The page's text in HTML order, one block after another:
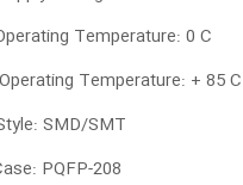
Temperature: 0 C
Temperature: + 85 C
SMD/SMT
PQFP-208